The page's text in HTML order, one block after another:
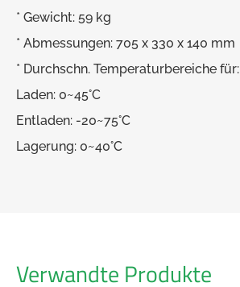
* Gewicht: 59 kg
* Abmessungen: 705 x 330 x 140 mm
* Durchschn. Temperaturbereiche für:
Laden: 0~45°C
Entladen: -20~75°C
Lagerung: 0~40°C
Verwandte Produkte